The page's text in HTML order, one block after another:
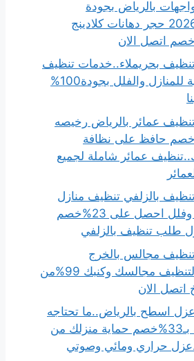
بالرياض بجودة
فاخرة2026 حجر دهانات كلادينج
بحريملاء..خدمات تنظيف
احترافية للمنازل والفلل بجودة100%
عمائر بالرياض رخيصه
حافظ على نظافة
عمائر شاملة لجميع
بالزلفي تنظيف منازل
وشقق وفلل احصل على 23%خصم
طلب تنظيف بالزلفي
مجالس بالخرج
بـ40%لتنظيف مجالسك وكنبك 99%من
اتصل الان
اسطح بالرياض..ما تحتاجه
لمنزلك بـ33%خصم حماية منزلك من
حراري ومائي وصوتي